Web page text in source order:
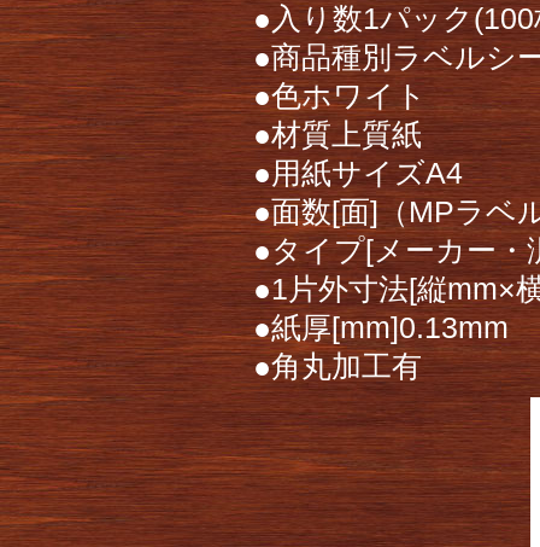
●入り数1パック(100
●商品種別ラベルシ
●色ホワイト
●材質上質紙
●用紙サイズA4
●面数[面]（MPラベ
●タイプ[メーカー・
●1片外寸法[縦mm×
●紙厚[mm]0.13mm
●角丸加工有